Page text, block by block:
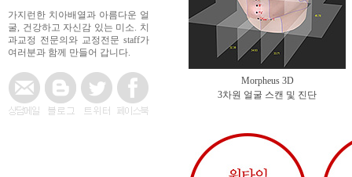
가지런한 치아배열과 아름다운 얼
굴, 건강하고 자신감 있는 미소. 치
과교정 전문의와 교정전문 staff가
여러분과 함께 만들어 갑니다.
Morpheus 3D
3차원 얼굴 스캔 및 진단